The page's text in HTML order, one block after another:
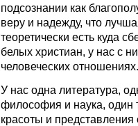
подсознании как
веру и надежду, что
теоретически есть куда
белых христиан, у нас с
человеческих отношениях.
У нас одна литература,
философия и наука, один
красоты и